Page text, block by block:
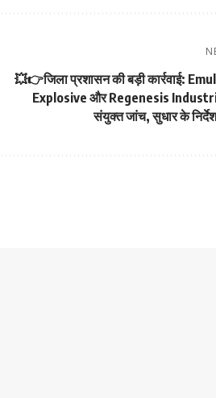
💥👉जिला प्रशासन की बड़ी कार्रवाई:
Explosive और Regenesis
संयुक्त जांच, सुधार के निर्देश